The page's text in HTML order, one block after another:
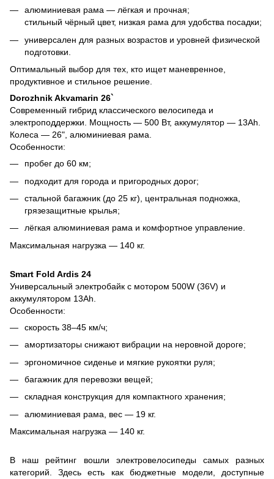
алюминиевая рама — лёгкая и прочная;
стильный чёрный цвет, низкая рама для удобства посадки;
универсален для разных возрастов и уровней физической
подготовки.
Оптимальный выбор для тех, кто ищет маневренное,
продуктивное и стильное решение.
Dorozhnik Akvamarin 26`
Современный гибрид классического велосипеда и
электроподдержки. Мощность — 500 Вт, аккумулятор — 13Ah.
Колеса — 26", алюминиевая рама.
Особенности:
пробег до 60 км;
подходит для города и пригородных дорог;
стальной багажник (до 25 кг), центральная подножка,
грязезащитные крылья;
лёгкая алюминиевая рама и комфортное управление.
Максимальная нагрузка — 140 кг.
Smart Fold Ardis 24
Универсальный электробайк с мотором 500W (36V) и
аккумулятором 13Ah.
Особенности:
скорость 38–45 км/ч;
амортизаторы снижают вибрации на неровной дороге;
эргономичное сиденье и мягкие рукоятки руля;
багажник для перевозки вещей;
складная конструкция для компактного хранения;
алюминиевая рама, вес — 19 кг.
Максимальная нагрузка — 140 кг.
В наш рейтинг вошли электровелосипеды самых разных
категорий. Здесь есть как бюджетные модели, доступные